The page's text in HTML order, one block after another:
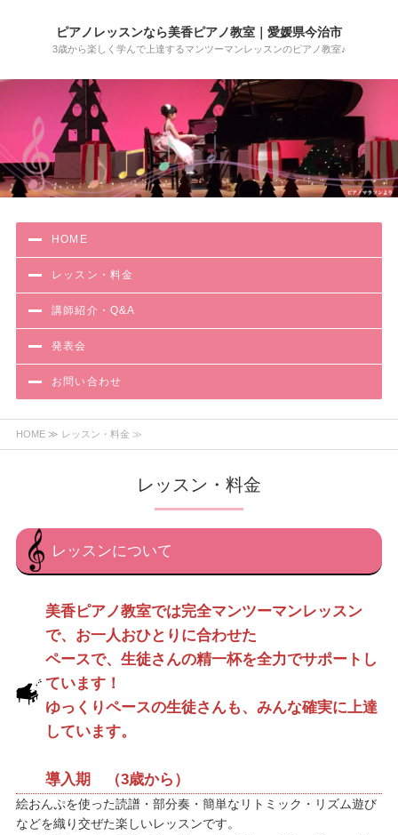
ピアノレッスンなら美香ピアノ教室｜愛媛県今治市
3歳から楽しく学んで上達するマンツーマンレッスンのピアノ教室♪
HOME
レッスン・料金
講師紹介・Q&A
発表会
お問い合わせ
HOME≫ レッスン・料金 ≫
レッスン・料金
レッスンについて
美香ピアノ教室では完全マンツーマンレッスン
で、お一人おひとりに合わせた
ペースで、生徒さんの精一杯を全力でサポートし
ています！
ゆっくりペースの生徒さんも、みんな確実に上達
しています。
導入期 （3歳から）
絵おんぷを使った読譜・部分奏・簡単なリトミック・リズム遊び
などを織り交ぜた楽しいレッスンです。